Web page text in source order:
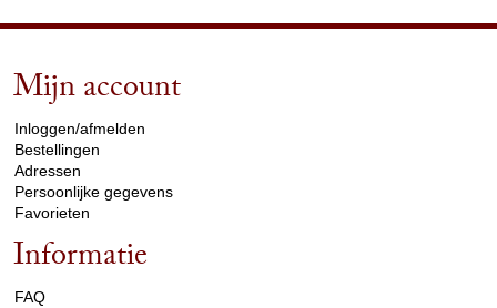
Mijn account
Inloggen/afmelden
Bestellingen
Adressen
Persoonlijke gegevens
Favorieten
Informatie
FAQ